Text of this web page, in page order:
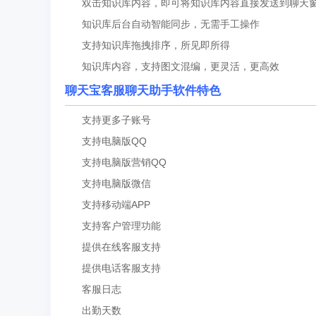
双击知识库内容，即可将知识库内容直接发送到聊天
知识库后台自动智能同步，无需手工操作
支持知识库拖拽排序，所见即所得
知识库内容，支持图文混编，更灵活，更高效
聊天宝客服聊天助手软件特色
支持更多子账号
支持电脑版QQ
支持电脑版营销QQ
支持电脑版微信
支持移动端APP
支持客户管理功能
提供在线客服支持
提供电话客服支持
客服日志
出勤天数